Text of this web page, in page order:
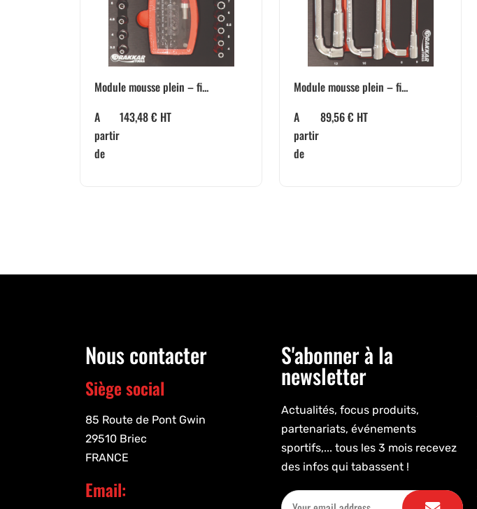
Module mousse plein – fi...
A
partir
de
143,48€ HT
Module mousse plein – fi...
A
partir
de
89,56€ HT
Nous contacter
Siège social
85 Route de Pont Gwin
29510 Briec
FRANCE
Email:
S'abonner à la
newsletter
Actualités, focus produits,
partenariats, événements
sportifs,... tous les 3 mois recevez
des infos qui tabassent !